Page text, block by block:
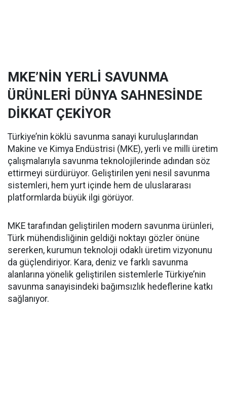
MKE’NİN YERLİ SAVUNMA
ÜRÜNLERİ DÜNYA SAHNESİNDE
DİKKAT ÇEKİYOR
Türkiye’nin köklü savunma sanayi kuruluşlarından
Makine ve Kimya Endüstrisi (MKE), yerli ve milli üretim
çalışmalarıyla savunma teknolojilerinde adından söz
ettirmeyi sürdürüyor. Geliştirilen yeni nesil savunma
sistemleri, hem yurt içinde hem de uluslararası
platformlarda büyük ilgi görüyor.
MKE tarafından geliştirilen modern savunma ürünleri,
Türk mühendisliğinin geldiği noktayı gözler önüne
sererken, kurumun teknoloji odaklı üretim vizyonunu
da güçlendiriyor. Kara, deniz ve farklı savunma
alanlarına yönelik geliştirilen sistemlerle Türkiye’nin
savunma sanayisindeki bağımsızlık hedeflerine katkı
sağlanıyor.